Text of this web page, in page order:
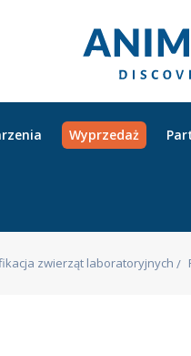
Wyprzedaż
zwierząt laboratoryjnych